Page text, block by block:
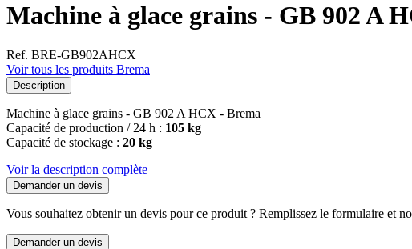
Machine à glace grains - GB 902 A
Ref. BRE-GB902AHCX
Voir tous les produits Brema
Description
Machine à glace grains - GB 902 A HCX - Brema
Capacité de production / 24 h : 105 kg
Capacité de stockage : 20 kg
Voir la description complète
Demander un devis
Vous souhaitez obtenir un devis pour ce produit ? Remplissez le formulaire et
Demander un devis